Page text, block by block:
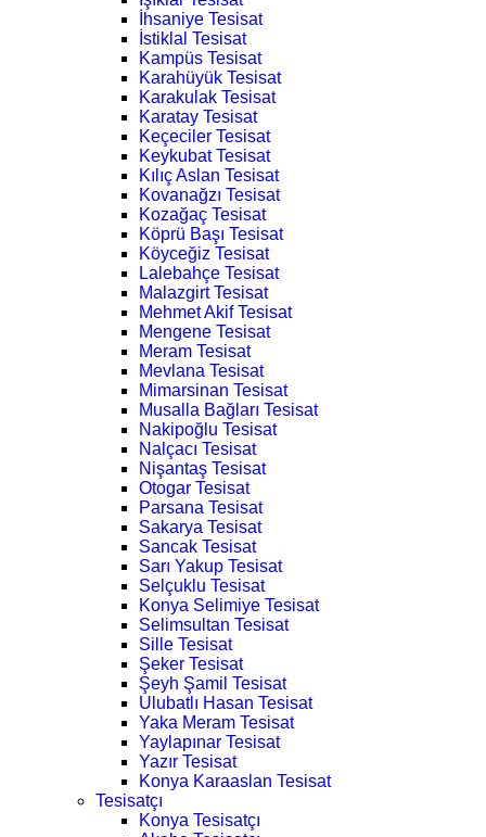
İhsaniye Tesisat
İstiklal Tesisat
Kampüs Tesisat
Karahüyük Tesisat
Karakulak Tesisat
Karatay Tesisat
Keçeciler Tesisat
Keykubat Tesisat
Kılıç Aslan Tesisat
Kovanağzı Tesisat
Kozağaç Tesisat
Köprü Başı Tesisat
Köyceğiz Tesisat
Lalebahçe Tesisat
Malazgirt Tesisat
Mehmet Akif Tesisat
Mengene Tesisat
Meram Tesisat
Mevlana Tesisat
Mimarsinan Tesisat
Musalla Bağları Tesisat
Nakipoğlu Tesisat
Nalçacı Tesisat
Nişantaş Tesisat
Otogar Tesisat
Parsana Tesisat
Sakarya Tesisat
Sancak Tesisat
Sarı Yakup Tesisat
Selçuklu Tesisat
Konya Selimiye Tesisat
Selimsultan Tesisat
Sille Tesisat
Şeker Tesisat
Şeyh Şamil Tesisat
Ulubatlı Hasan Tesisat
Yaka Meram Tesisat
Yaylapınar Tesisat
Yazır Tesisat
Konya Karaaslan Tesisat
Tesisatçı
Konya Tesisatçı